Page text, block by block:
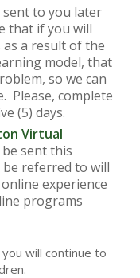
sent to you later
that if you will
as a result of the
model, that
so we can
Please, complete
(5) days.
Virtual
sent this
be referred to will
experience
programs
will continue to